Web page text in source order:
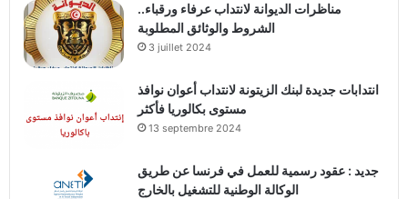
مناظرات الديوانة لانتداب عرفاء ورقباء..
الشروط والوثائق المطلوبة
3 juillet 2024
انتدابات جديدة لبنك الزيتونة لانتداب أعوان نوافذ
مستوى بكالوريا فأكثر
13 septembre 2024
جديد : عقود رسمية للعمل في فرنسا عن طريق
الوكالة الوطنية للتشغيل بالخارج